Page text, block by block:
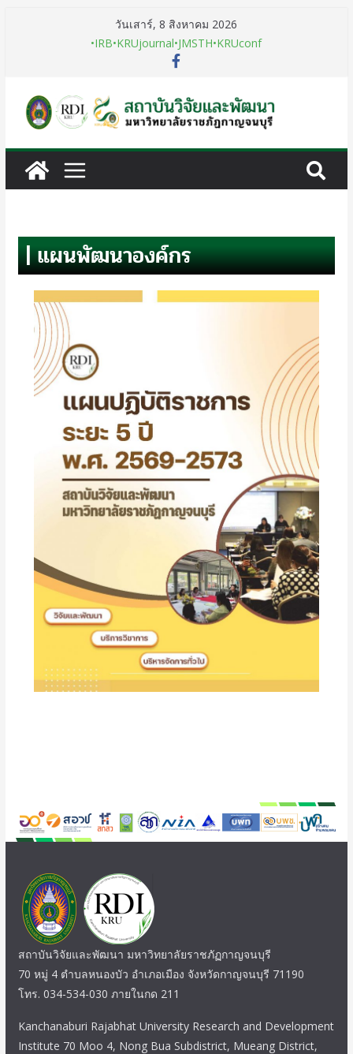
วันเสาร์, 8 สิงหาคม 2026
•IRB•KRUjournal•JMSTH•KRUconf
| แผนพัฒนาองค์กร
สถาบันวิจัยและพัฒนา มหาวิทยาลัยราชภัฏกาญจนบุรี
70 หมู่ 4 ตำบลหนองบัว อำเภอเมือง จังหวัดกาญจนบุรี 71190
โทร. 034-534-030 ภายในกด 211
Kanchanaburi Rajabhat University Research and Development
Institute 70 Moo 4, Nong Bua Subdistrict, Mueang District,